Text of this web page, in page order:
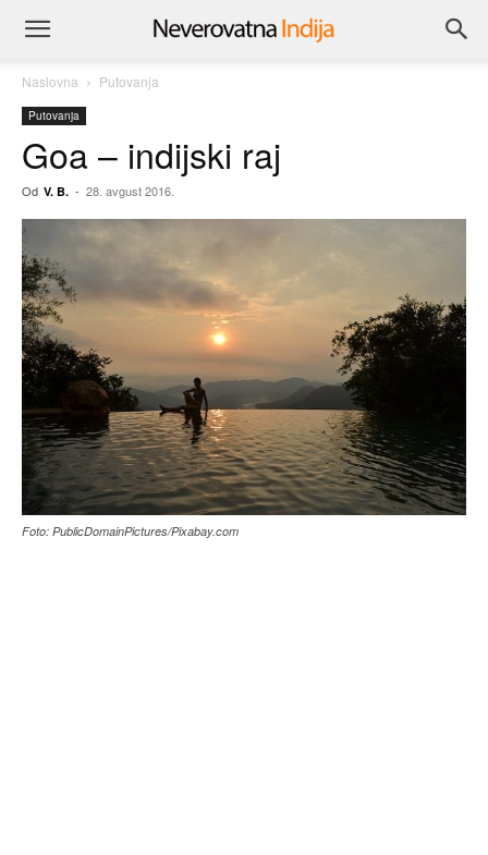
Naslovna Putovanja
Putovanja
Goa – indijski raj
Od V. B. - 28. avgust 2016.
Foto: PublicDomainPictures/Pixabay.com